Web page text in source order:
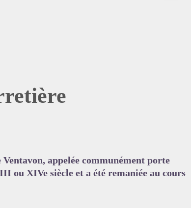
appelée communément porte
ou XIVe siècle et a été remaniée au cours